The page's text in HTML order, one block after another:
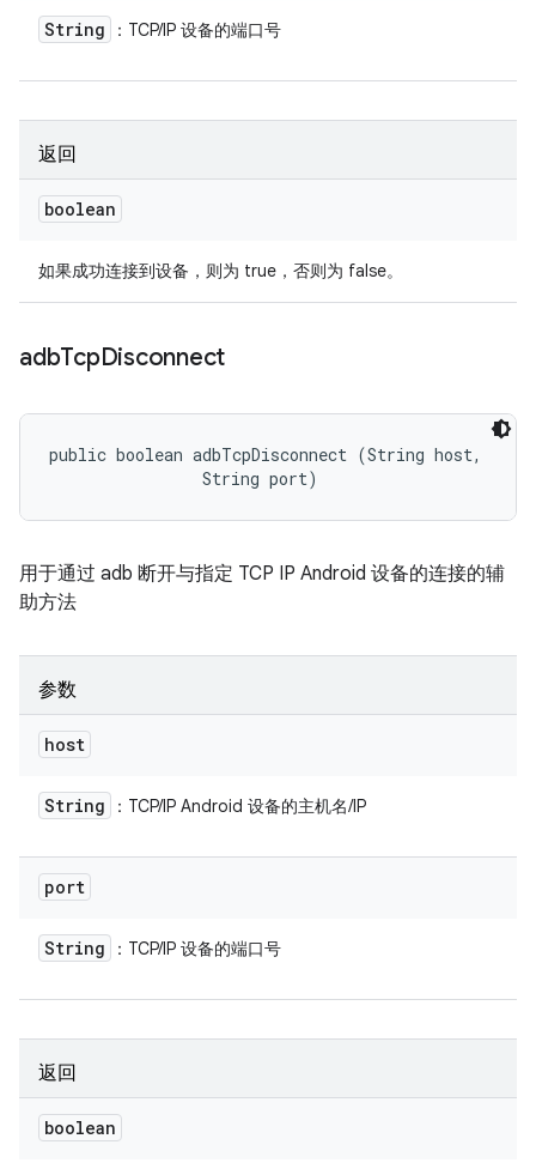
String ：TCP/IP 设备的端口号
返回
boolean
如果成功连接到设备，则为 true，否则为 false。
adbTcpDisconnect
public boolean adbTcpDisconnect (String host,
                String port)
用于通过 adb 断开与指定 TCP IP Android 设备的连接的辅
助方法
参数
host
String ：TCP/IP Android 设备的主机名/IP
port
String ：TCP/IP 设备的端口号
返回
boolean